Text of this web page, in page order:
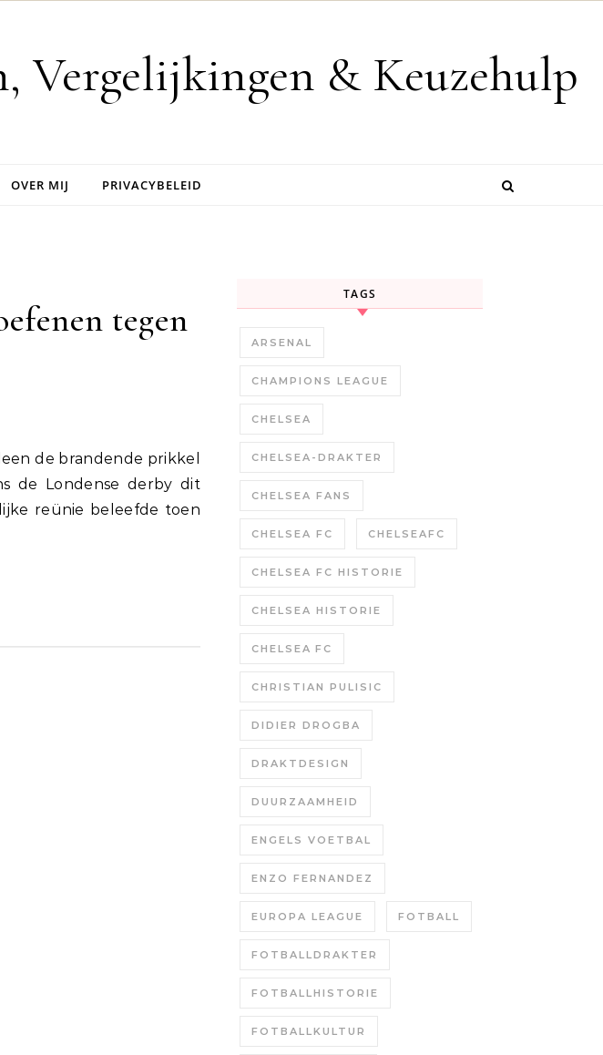
Vergelijkingen & Keuzehulp
OVER MIJ PRIVACYBELEID
tegen
de Londense derby dit
reünie beleefde toen
TAGS
ARSENAL
CHAMPIONS LEAGUE
CHELSEA
CHELSEA-DRAKTER
CHELSEA FANS
CHELSEA FC CHELSEAFC
CHELSEA FC HISTORIE
CHELSEA HISTORIE
CHELSEA FC
CHRISTIAN PULISIC
DIDIER DROGBA
DRAKTDESIGN
DUURZAAMHEID
ENGELS VOETBAL
ENZO FERNANDEZ
EUROPA LEAGUE FOTBALL
FOTBALLDRAKTER
FOTBALLHISTORIE
FOTBALLKULTUR